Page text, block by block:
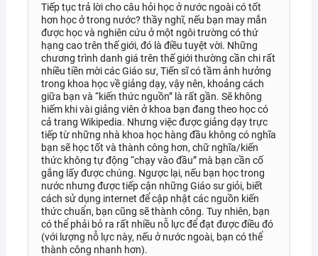
Tiếp tục trả lời cho câu hỏi học ở nước ngoài có tốt
hơn học ở trong nước? thầy nghĩ, nếu bạn may mắn
được học và nghiên cứu ở một ngôi trường có thứ
hạng cao trên thế giới, đó là điều tuyệt vời. Những
chương trình danh giá trên thế giới thường cần chi rất
nhiều tiền mời các Giáo sư, Tiến sĩ có tầm ảnh hưởng
trong khoa học về giảng dạy, vậy nên, khoảng cách
giữa bạn và “kiến thức nguồn” là rất gần. Sẽ không
hiếm khi vài giảng viên ở khoa bạn đang theo học có
cả trang Wikipedia. Nhưng việc được giảng dạy trực
tiếp từ những nhà khoa học hàng đầu không có nghĩa
bạn sẽ học tốt và thành công hơn, chữ nghĩa/kiến
thức không tự động “chạy vào đầu” mà bạn cần cố
gắng lấy được chúng. Ngược lại, nếu bạn học trong
nước nhưng được tiếp cận những Giáo sư giỏi, biết
cách sử dụng internet để cập nhật các nguồn kiến
thức chuẩn, bạn cũng sẽ thành công. Tuy nhiên, bạn
có thể phải bỏ ra rất nhiều nỗ lực để đạt được điều đó
(với lượng nỗ lực này, nếu ở nước ngoài, bạn có thể
thành công nhanh hơn).